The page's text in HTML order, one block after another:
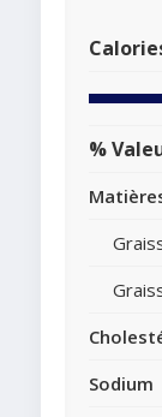
%
Sodium